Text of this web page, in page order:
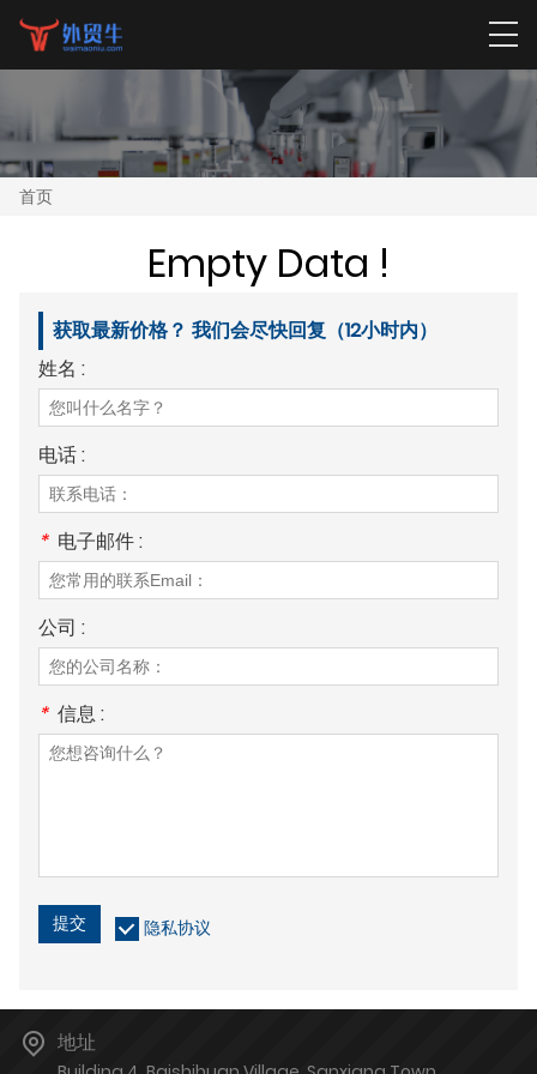
首页
Empty Data !
获取最新价格？ 我们会尽快回复（12小时内）
姓名 :
电话 :
* 电子邮件 :
公司 :
* 信息 :
提交 隐私协议
地址